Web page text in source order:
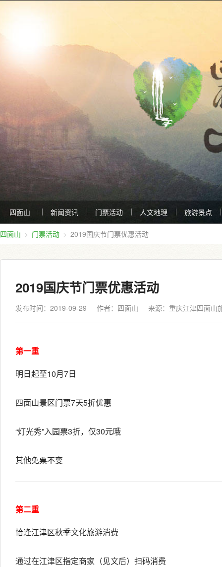
四面山 新闻资讯 门票活动 人文地理 旅游景点
四面山 门票活动 2019国庆节门票优惠活动
2019国庆节门票优惠活动
发布时间：2019-09-29 作者：四面山 来源： 重庆江津四面山
第一重
明日起至10月7日
四面山景区门票7天5折优惠
“灯光秀”入园票3折，仅30元哦
其他免票不变
第二重
恰逢江津区秋季文化旅游消费
通过在江津区指定商家（见文后）扫码消费